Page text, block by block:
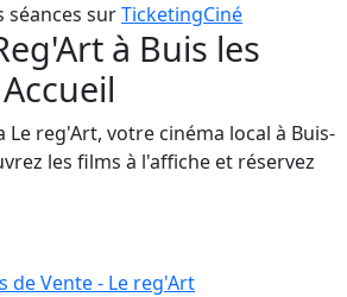
séances surTicketingCiné
à Buis les
Le reg'Art, votre cinéma local à Buis-
les films à l'affiche et réservez
de Vente - Le reg'Art